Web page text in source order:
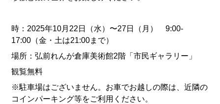
時：2025年10月22日（水）〜27日（月） 9:00-
17:00（金・土は21:00まで）
場所：弘前れんが倉庫美術館2階「市民ギャラリー」
観覧無料
※駐車場はございません。お車でお越しの際は、近隣の
コインパーキング等をご利用ください。